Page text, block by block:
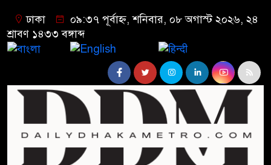
ঢাকা
০৯:৩৭ পূর্বাহ্ন, শনিবার, ০৮ অগাস্ট ২০২৬, ২৪
শ্রাবণ ১৪৩৩ বঙ্গাব্দ